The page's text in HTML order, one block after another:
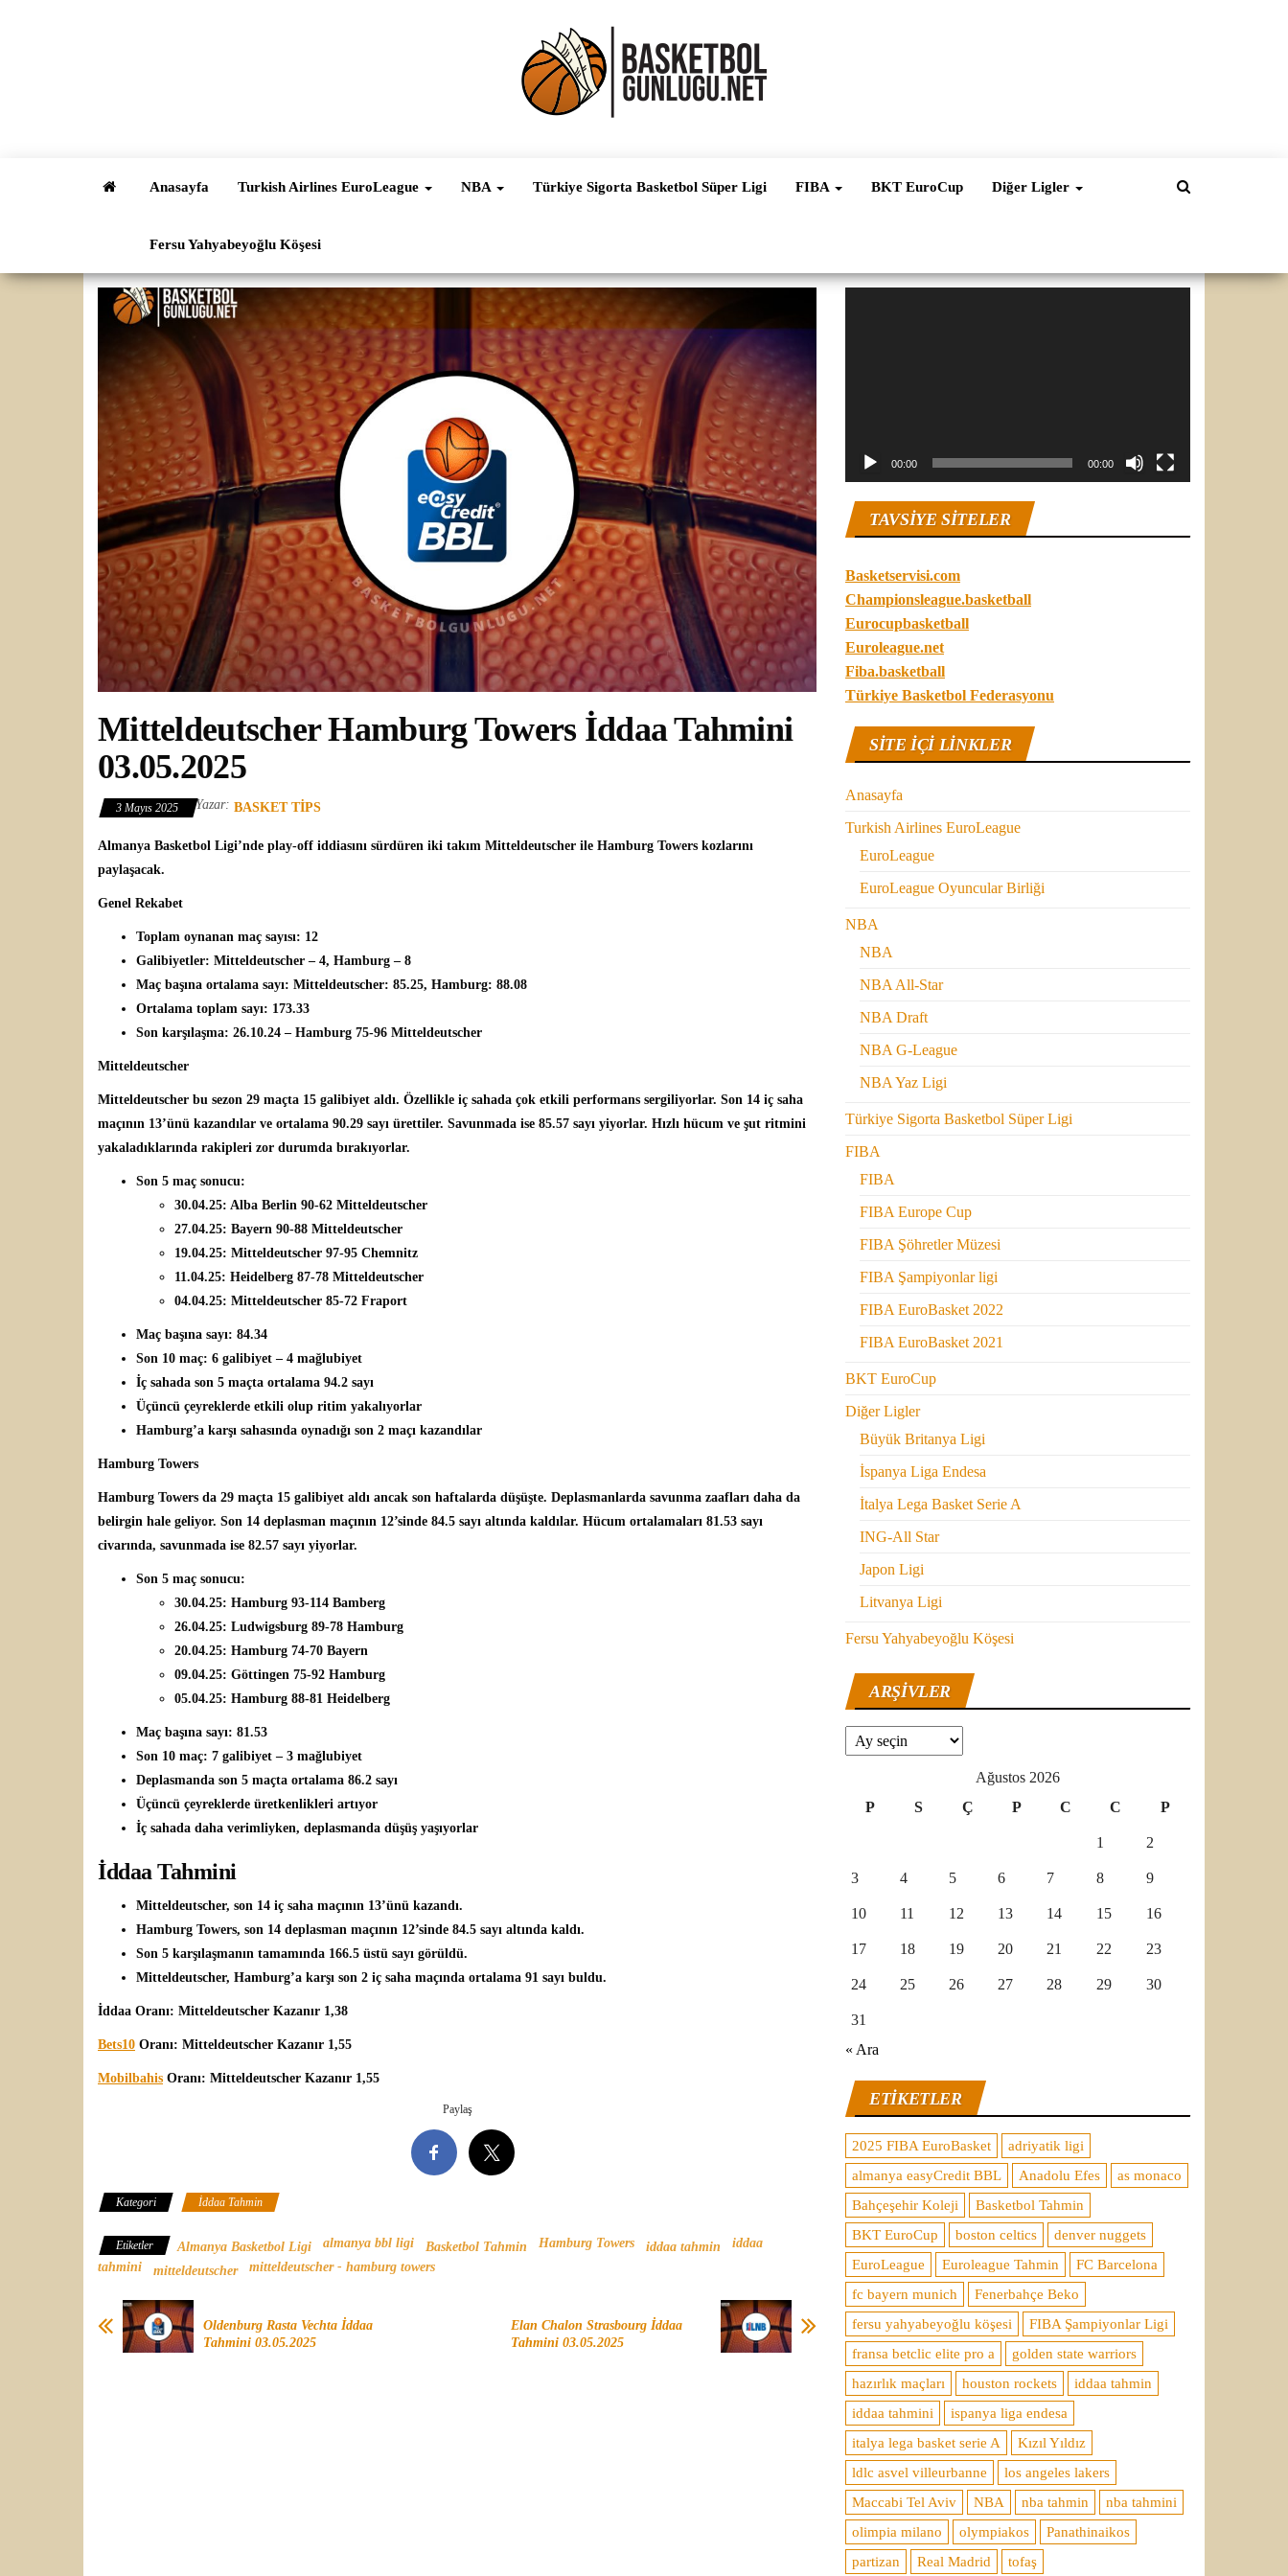
Haber
Süper Lig ve
Dünya
Anasayfa Turkish Airlines EuroLeague NBA Türkiye Sigorta Basketbol Süper Ligi FIBA BKT EuroCup Diğer Ligler
Fersu Yahyabeyoğlu Köşesi
Mitteldeutscher Hamburg Towers İddaa Tahmini
03.05.2025
3 Mayıs 2025 Yazar: BASKET TIPS
Almanya Basketbol Ligi’nde play-off iddiasını sürdüren iki takım Mitteldeutscher ile Hamburg Towers kozlarını
paylaşacak.
Genel Rekabet
Toplam oynanan maç sayısı: 12
Galibiyetler: Mitteldeutscher – 4, Hamburg – 8
Maç başına ortalama sayı: Mitteldeutscher: 85.25, Hamburg: 88.08
Ortalama toplam sayı: 173.33
Son karşılaşma: 26.10.24 – Hamburg 75-96 Mitteldeutscher
Mitteldeutscher
Mitteldeutscher bu sezon 29 maçta 15 galibiyet aldı. Özellikle iç sahada çok etkili performans sergiliyorlar. Son 14 iç saha
maçının 13’ünü kazandılar ve ortalama 90.29 sayı ürettiler. Savunmada ise 85.57 sayı yiyorlar. Hızlı hücum ve şut ritmini
yakaladıklarında rakipleri zor durumda bırakıyorlar.
Son 5 maç sonucu:
30.04.25: Alba Berlin 90-62 Mitteldeutscher
27.04.25: Bayern 90-88 Mitteldeutscher
19.04.25: Mitteldeutscher 97-95 Chemnitz
11.04.25: Heidelberg 87-78 Mitteldeutscher
04.04.25: Mitteldeutscher 85-72 Fraport
Maç başına sayı: 84.34
Son 10 maç: 6 galibiyet – 4 mağlubiyet
İç sahada son 5 maçta ortalama 94.2 sayı
Üçüncü çeyreklerde etkili olup ritim yakalıyorlar
Hamburg’a karşı sahasında oynadığı son 2 maçı kazandılar
Hamburg Towers
Hamburg Towers da 29 maçta 15 galibiyet aldı ancak son haftalarda düşüşte. Deplasmanlarda savunma zaafları daha da
belirgin hale geliyor. Son 14 deplasman maçının 12’sinde 84.5 sayı altında kaldılar. Hücum ortalamaları 81.53 sayı
civarında, savunmada ise 82.57 sayı yiyorlar.
Son 5 maç sonucu:
30.04.25: Hamburg 93-114 Bamberg
26.04.25: Ludwigsburg 89-78 Hamburg
20.04.25: Hamburg 74-70 Bayern
09.04.25: Göttingen 75-92 Hamburg
05.04.25: Hamburg 88-81 Heidelberg
Maç başına sayı: 81.53
Son 10 maç: 7 galibiyet – 3 mağlubiyet
Deplasmanda son 5 maçta ortalama 86.2 sayı
Üçüncü çeyreklerde üretkenlikleri artıyor
İç sahada daha verimliyken, deplasmanda düşüş yaşıyorlar
İddaa Tahmini
Mitteldeutscher, son 14 iç saha maçının 13’ünü kazandı.
Hamburg Towers, son 14 deplasman maçının 12’sinde 84.5 sayı altında kaldı.
Son 5 karşılaşmanın tamamında 166.5 üstü sayı görüldü.
Mitteldeutscher, Hamburg’a karşı son 2 iç saha maçında ortalama 91 sayı buldu.
İddaa Oranı: Mitteldeutscher Kazanır 1,38
Bets10 Oranı: Mitteldeutscher Kazanır 1,55
Mobilbahis Oranı: Mitteldeutscher Kazanır 1,55
Paylaş
Kategori İddaa Tahmin
Etiketler Almanya Basketbol Ligi almanya bbl ligi Basketbol Tahmin Hamburg Towers iddaa tahmin
iddaa
tahmini
mitteldeutscher mitteldeutscher - hamburg towers
Oldenburg Rasta Vechta İddaa
Tahmini 03.05.2025
Elan Chalon Strasbourg İddaa
Tahmini 03.05.2025
00:00 00:00
TAVSIYE SITELER
Basketservisi.com
Championsleague.basketball
Eurocupbasketball
Euroleague.net
Fiba.basketball
Türkiye Basketbol Federasyonu
SITE IÇI LINKLER
Anasayfa
Turkish Airlines EuroLeague
EuroLeague
EuroLeague Oyuncular Birliği
NBA
NBA
NBA All-Star
NBA Draft
NBA G-League
NBA Yaz Ligi
Türkiye Sigorta Basketbol Süper Ligi
FIBA
FIBA
FIBA Europe Cup
FIBA Şöhretler Müzesi
FIBA Şampiyonlar ligi
FIBA EuroBasket 2022
FIBA EuroBasket 2021
BKT EuroCup
Diğer Ligler
Büyük Britanya Ligi
İspanya Liga Endesa
İtalya Lega Basket Serie A
ING-All Star
Japon Ligi
Litvanya Ligi
Fersu Yahyabeyoğlu Köşesi
ARŞIVLER
Arşivler
Ağustos 2026
P
S Ç P C C P
1 2
3 4 5 6 7 8 9
10 11 12 13 14 15 16
17 18 19 20 21 22 23
24 25 26 27 28 29 30
31
« Ara
ETIKETLER
2025 FIBA EuroBasket
adriyatik ligi
almanya easyCredit BBL
Anadolu Efes
as monaco
Bahçeşehir Koleji
Basketbol Tahmin
BKT EuroCup
boston celtics
denver nuggets
EuroLeague
Euroleague Tahmin
FC Barcelona
fc bayern munich
Fenerbahçe Beko
fersu yahyabeyoğlu köşesi
FIBA Şampiyonlar Ligi
fransa betclic elite pro a
golden state warriors
hazırlık maçları
houston rockets
iddaa tahmin
iddaa tahmini
ispanya liga endesa
italya lega basket serie A
Kızıl Yıldız
ldlc asvel villeurbanne
los angeles lakers
Maccabi Tel Aviv
NBA nba tahmin
nba tahmini
olimpia milano
olympiakos
Panathinaikos
partizan
Real Madrid tofaş